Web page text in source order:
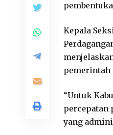
Kepala
pemerintah
“Untuk
percepatan
yang